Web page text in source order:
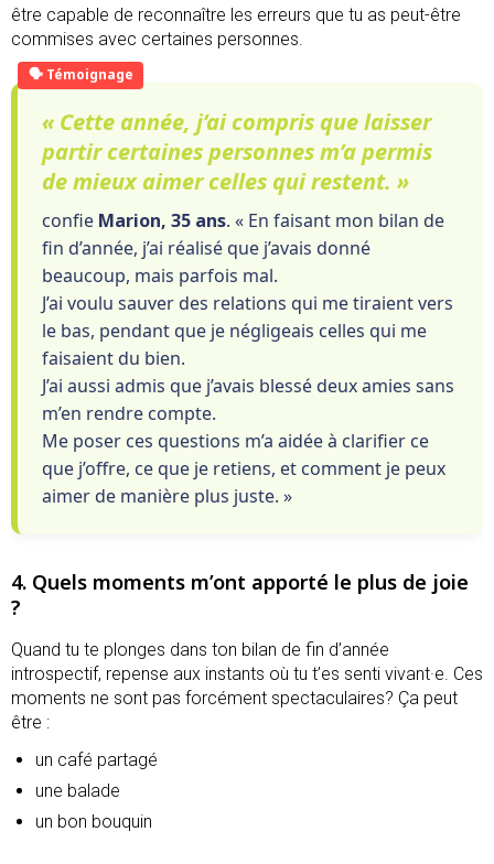
être capable de reconnaître les erreurs que tu as peut-être
commises avec certaines personnes.
« Cette année, j’ai compris que laisser
partir certaines personnes m’a permis
de mieux aimer celles qui restent. »
confie Marion, 35 ans. « En faisant mon bilan de
fin d’année, j’ai réalisé que j’avais donné
beaucoup, mais parfois mal.
J’ai voulu sauver des relations qui me tiraient vers
le bas, pendant que je négligeais celles qui me
faisaient du bien.
J’ai aussi admis que j’avais blessé deux amies sans
m’en rendre compte.
Me poser ces questions m’a aidée à clarifier ce
que j’offre, ce que je retiens, et comment je peux
aimer de manière plus juste. »
4. Quels moments m’ont apporté le plus de joie
?
Quand tu te plonges dans ton bilan de fin d’année
introspectif, repense aux instants où tu t’es senti vivant·e. Ces
moments ne sont pas forcément spectaculaires? Ça peut
être :
un café partagé
une balade
un bon bouquin